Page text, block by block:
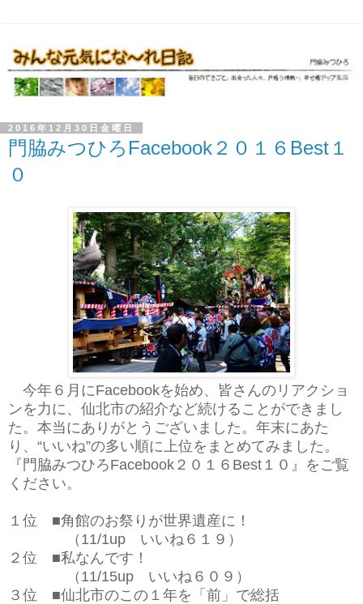
2016年12月30日金曜日
門脇みつひろFacebook２０１６Best１
０
今年６月にFacebookを始め、皆さんのリアクショ
ンを力に、仙北市の紹介など続けることができまし
た。本当にありがとうございました。年末にあた
り、“いいね”の多い順に上位をまとめてみました。
『門脇みつひろFacebook２０１６Best１０』をご覧
ください。
１位 ■角館のお祭りが世界遺産に！
（11/1up いいね６１９）
２位 ■私なんです！
（11/15up いいね６０９）
３位 ■仙北市のこの１年を「前」で総括